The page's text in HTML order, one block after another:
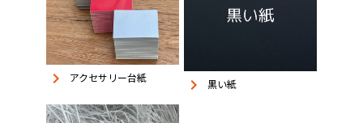
keyboard_arrow_right アクセサリー台紙 keyboard_arrow_right 黒い紙